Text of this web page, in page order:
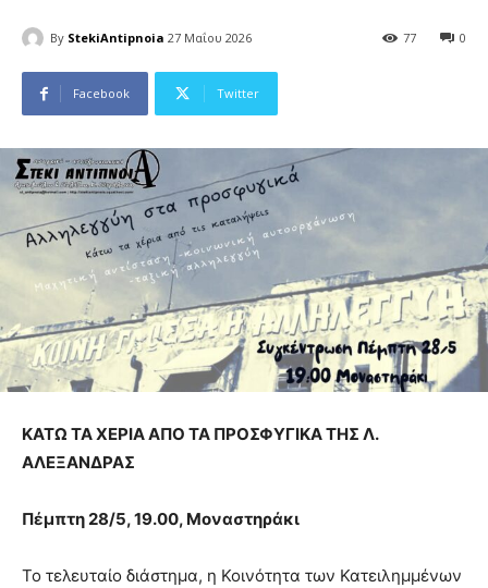
By StekiAntipnoia 27 Μαΐου 2026 0
77
Facebook Twitter
ΚΑΤΩ ΤΑ ΧΕΡΙΑ ΑΠΟ ΤΑ ΠΡΟΣΦΥΓΙΚΑ ΤΗΣ Λ.
ΑΛΕΞΑΝΔΡΑΣ
Πέμπτη 28/5, 19.00, Μοναστηράκι
Το τελευταίο διάστημα, η Κοινότητα των Κατειλημμένων